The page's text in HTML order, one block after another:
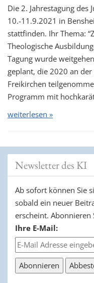
Die 2. Jahrestagung des
10.-11.9.2021 in
stattfinden. Ihr Thema:
Theologische
Tagung wurde
geplant, die 2020 an der
Freikirchen
Programm mit
weiterlesen »
Newsletter des KI
Ab sofort können Sie
sobald ein neuer
erscheint. Abonnieren
Ihre E-Mail: